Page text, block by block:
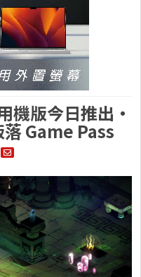
機版今日推出・
Game Pass